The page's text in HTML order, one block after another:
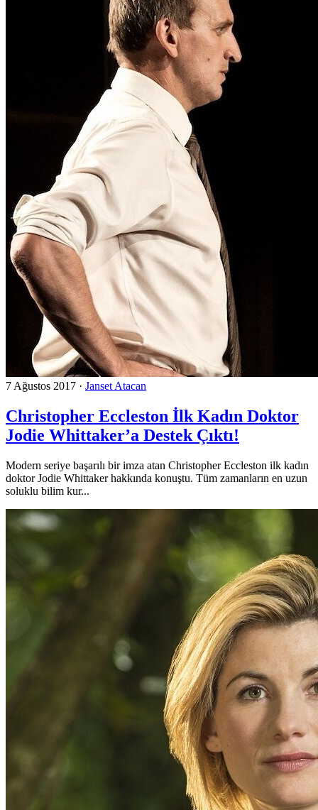
7 Ağustos 2017 · Janset Atacan
Christopher Eccleston İlk Kadın Doktor
Jodie Whittaker’a Destek Çıktı!
Modern seriye başarılı bir imza atan Christopher Eccleston ilk kadın
doktor Jodie Whittaker hakkında konuştu. Tüm zamanların en uzun
soluklu bilim kur...